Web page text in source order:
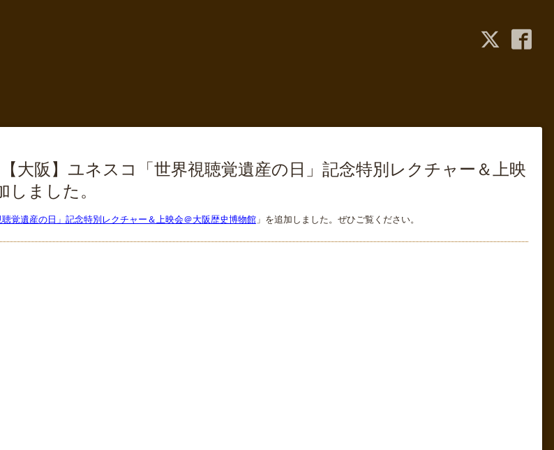
阪】ユネスコ「世界視聴覚遺産の日」記念特別レクチャー＆上映
しました。
遺産の日」記念特別レクチャー＆上映会＠大阪歴史博物館」を追加しました。ぜひご覧ください。